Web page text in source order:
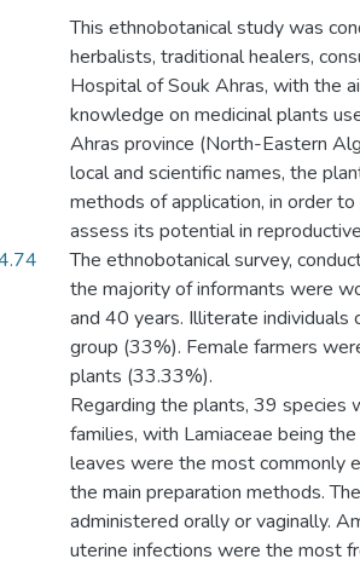
This ethnobotanical study was
herbalists, traditional healers,
Hospital of Souk Ahras, with the
knowledge on medicinal plants
Ahras province (North-Eastern
local and scientific names, the
methods of application, in order
assess its potential in
The ethnobotanical survey,
the majority of informants were
and 40 years. Illiterate
group (33%). Female farmers
plants (33.33%).
Regarding the plants, 39 species
families, with Lamiaceae being
leaves were the most commonly
the main preparation methods.
administered orally or vaginally.
uterine infections were the most